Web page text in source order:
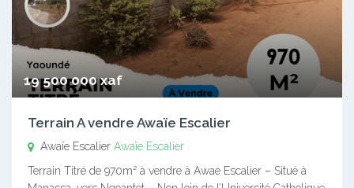
19 500 000 xaf
Terrain A vendre Awaïe Escalier
Awaïe Escalier Awaïe Escalier
Terrain Titré de 970m² à vendre à Awae Escalier – Situé à